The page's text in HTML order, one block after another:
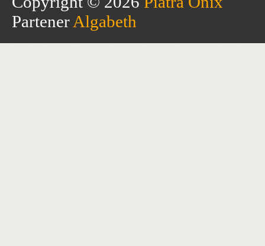
Partener Algabeth